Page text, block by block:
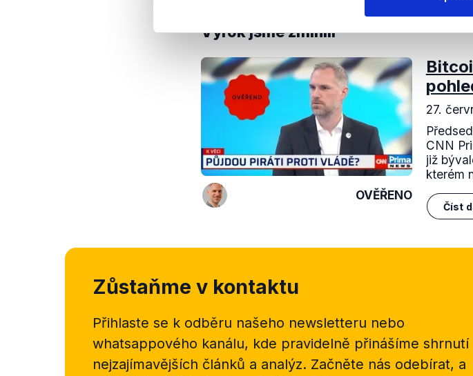
Výrok jsme zmínili
OVĚŘENO
27.
CNN
již
kterém
Číst
Zůstaňme v kontaktu
Přihlaste se k odběru našeho newsletteru nebo
whatsappového kanálu, kde pravidelně přinášíme shrnutí
nejzajímavějších článků a analýz. Začněte nás odebírat, a